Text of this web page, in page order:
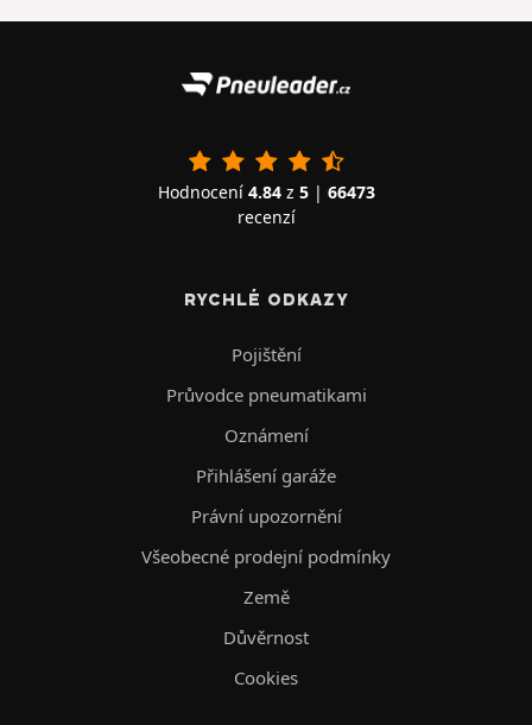
Hodnocení 4.84z 5| 66473
recenzí
RYCHLÉ ODKAZY
Pojištění
Průvodce pneumatikami
Oznámení
Přihlášení garáže
Právní upozornění
Všeobecné prodejní podmínky
Země
Důvěrnost
Cookies